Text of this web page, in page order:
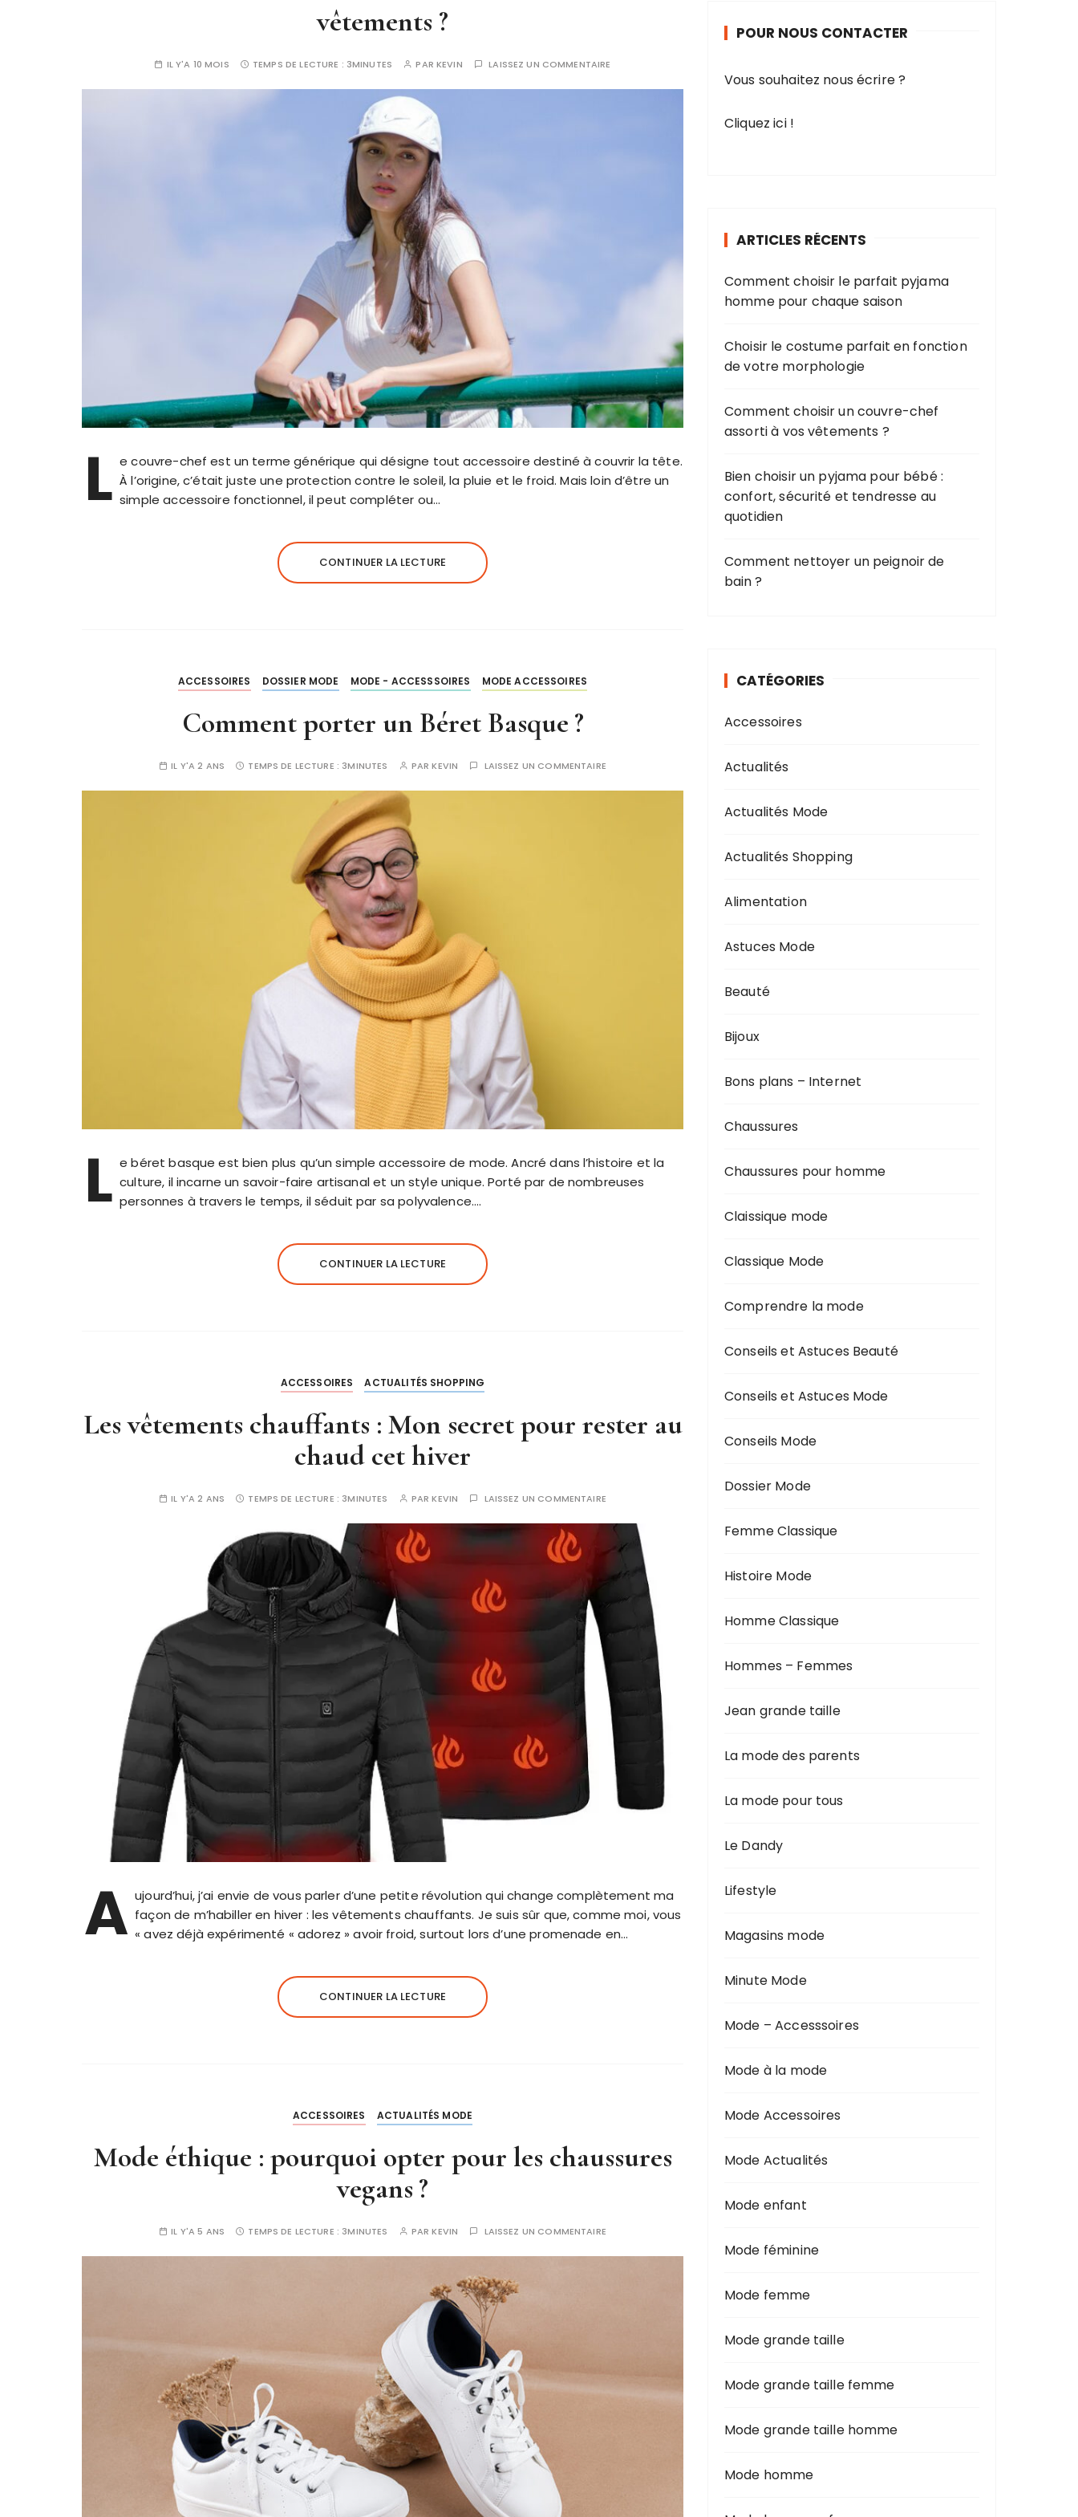
vêtements ?
IL Y'A 10 MOIS TEMPS DE LECTURE : 3MINUTES PARKEVIN LAISSEZ UN COMMENTAIRE
L e couvre-chef est un terme générique qui désigne tout accessoire destiné à couvrir la tête.
À l’origine, c’était juste une protection contre le soleil, la pluie et le froid. Mais loin d’être un
simple accessoire fonctionnel, il peut compléter ou…
CONTINUER LA LECTURE
ACCESSOIRES DOSSIER MODE MODE - ACCESSSOIRES MODE ACCESSOIRES
Comment porter un Béret Basque ?
IL Y'A 2 ANS TEMPS DE LECTURE : 3MINUTES PARKEVIN LAISSEZ UN COMMENTAIRE
L e béret basque est bien plus qu’un simple accessoire de mode. Ancré dans l’histoire et la
culture, il incarne un savoir-faire artisanal et un style unique. Porté par de nombreuses
personnes à travers le temps, il séduit par sa polyvalence….
CONTINUER LA LECTURE
ACCESSOIRES ACTUALITÉS SHOPPING
Les vêtements chauffants : Mon secret pour rester au
chaud cet hiver
IL Y'A 2 ANS TEMPS DE LECTURE : 3MINUTES PARKEVIN LAISSEZ UN COMMENTAIRE
A ujourd’hui, j’ai envie de vous parler d’une petite révolution qui change complètement ma
façon de m’habiller en hiver : les vêtements chauffants. Je suis sûr que, comme moi, vous
« avez déjà expérimenté « adorez » avoir froid, surtout lors d’une promenade en…
CONTINUER LA LECTURE
ACCESSOIRES ACTUALITÉS MODE
Mode éthique : pourquoi opter pour les chaussures
vegans ?
IL Y'A 5 ANS TEMPS DE LECTURE : 3MINUTES PARKEVIN LAISSEZ UN COMMENTAIRE
e
o
POUR NOUS CONTACTER
Vous souhaitez nous écrire ?
Cliquez ici !
ARTICLES RÉCENTS
Comment choisir le parfait pyjama
homme pour chaque saison
Choisir le costume parfait en fonction
de votre morphologie
Comment choisir un couvre-chef
assorti à vos vêtements ?
Bien choisir un pyjama pour bébé :
confort, sécurité et tendresse au
quotidien
Comment nettoyer un peignoir de
bain ?
CATÉGORIES
Accessoires
Actualités
Actualités Mode
Actualités Shopping
Alimentation
Astuces Mode
Beauté
Bijoux
Bons plans – Internet
Chaussures
Chaussures pour homme
Claissique mode
Classique Mode
Comprendre la mode
Conseils et Astuces Beauté
Conseils et Astuces Mode
Conseils Mode
Dossier Mode
Femme Classique
Histoire Mode
Homme Classique
Hommes – Femmes
Jean grande taille
La mode des parents
La mode pour tous
Le Dandy
Lifestyle
Magasins mode
Minute Mode
Mode – Accesssoires
Mode à la mode
Mode Accessoires
Mode Actualités
Mode enfant
Mode féminine
Mode femme
Mode grande taille
Mode grande taille femme
Mode grande taille homme
Mode homme